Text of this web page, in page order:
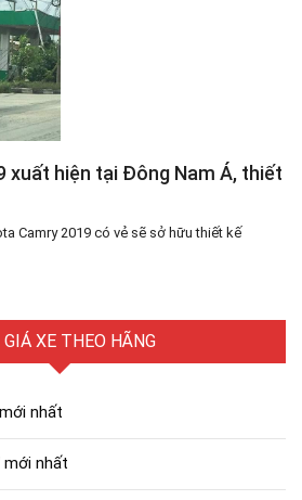
xuất hiện tại Đông Nam Á, thiết
Camry 2019 có vẻ sẽ sở hữu thiết kế
XE THEO HÃNG
nhất
mới nhất